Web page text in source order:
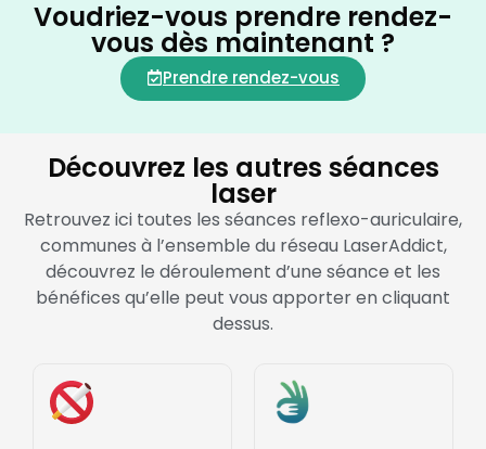
Voudriez-vous prendre rendez-
vous dès maintenant ?
Prendre rendez-vous
Découvrez les autres séances
laser
Retrouvez ici toutes les séances reflexo-auriculaire,
communes à l’ensemble du réseau LaserAddict,
découvrez le déroulement d’une séance et les
bénéfices qu’elle peut vous apporter en cliquant
dessus.